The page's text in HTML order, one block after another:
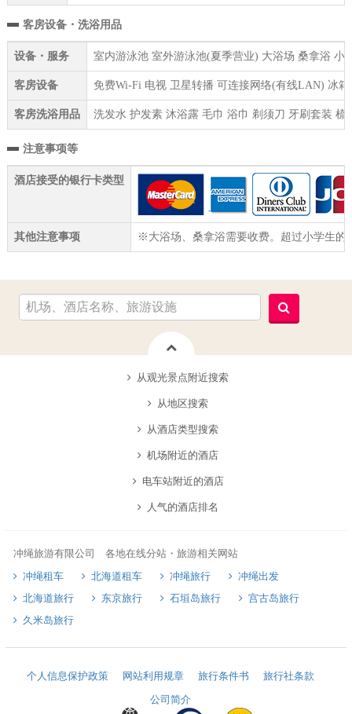
客房设备・洗浴用品
设备・服务 室内游泳池 室外游泳池(夏季营业) 大浴场 桑拿浴
客房设备 免费Wi-Fi 电视 卫星转播 可连接网络(有线LAN) 冰
客房洗浴用品 洗发水 护发素 沐浴露 毛巾 浴巾 剃须刀 牙刷套装 梳
注意事项等
酒店接受的银行卡类型
其他注意事项 ※大浴场、桑拿浴需要收费。超过小学生的
从观光景点附近搜索
从地区搜索
从酒店类型搜索
机场附近的酒店
电车站附近的酒店
人气的酒店排名
冲绳旅游有限公司 各地在线分站・旅游相关网站
冲绳租车
北海道租车 冲绳旅行
冲绳出发
北海道旅行
东京旅行 石垣岛旅行
宫古岛旅行
久米岛旅行
个人信息保护政策 网站利用规章 旅行条件书
旅行社条款
公司简介